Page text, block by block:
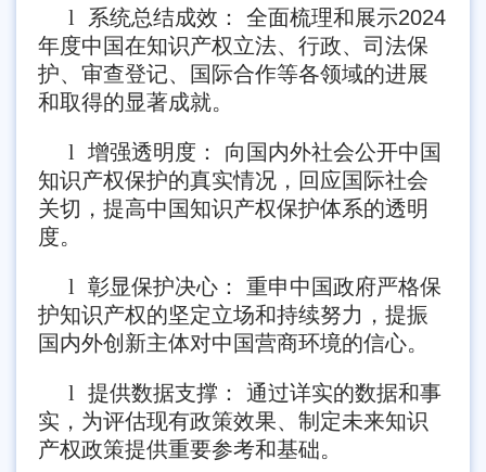
l 系统总结成效： 全面梳理和展示2024
年度中国在知识产权立法、行政、司法保
护、审查登记、国际合作等各领域的进展
和取得的显著成就。
l 增强透明度： 向国内外社会公开中国
知识产权保护的真实情况，回应国际社会
关切，提高中国知识产权保护体系的透明
度。
l 彰显保护决心： 重申中国政府严格保
护知识产权的坚定立场和持续努力，提振
国内外创新主体对中国营商环境的信心。
l 提供数据支撑： 通过详实的数据和事
实，为评估现有政策效果、制定未来知识
产权政策提供重要参考和基础。